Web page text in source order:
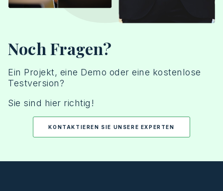
Noch Fragen?
Ein Projekt, eine Demo oder eine kostenlose
Testversion?
Sie sind hier richtig!
KONTAKTIEREN SIE UNSERE EXPERTEN